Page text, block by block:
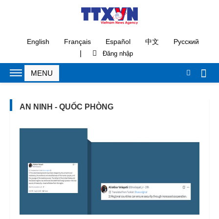
English Français Español 中文 Русский
|
AN NINH - QUỐC PHÒNG